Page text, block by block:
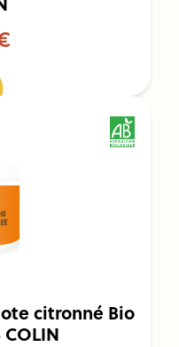
citronné Bio
COLIN